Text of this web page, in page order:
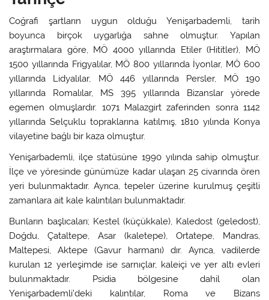
Coğrafi şartların uygun olduğu Yenişarbademli, tarih
boyunca birçok uygarlığa sahne olmuştur. Yapılan
araştırmalara göre, MÖ 4000 yıllarında Etiler (Hititler), MÖ
1500 yıllarında Frigyalılar, MÖ 800 yıllarında İyonlar, MÖ 600
yıllarında Lidyalılar, MÖ 446 yıllarında Persler, MÖ 190
yıllarında Romalılar, MS 395 yıllarında Bizanslar yörede
egemen olmuşlardır. 1071 Malazgirt zaferinden sonra 1142
yıllarında Selçuklu topraklarına katılmış, 1810 yılında Konya
vilayetine bağlı bir kaza olmuştur.
Yenişarbademli, ilçe statüsüne 1990 yılında sahip olmuştur.
İlçe ve yöresinde günümüze kadar ulaşan 25 civarında ören
yeri bulunmaktadır. Ayrıca, tepeler üzerine kurulmuş çeşitli
zamanlara ait kale kalıntıları bulunmaktadır.
Bunların başlıcaları; Kestel (küçükkale), Kaledost (geledost),
Doğdu, Çataltepe, Asar (kaletepe), Ortatepe, Mandras,
Maltepesi, Aktepe (Gavur harmanı) dır. Ayrıca, vadilerde
kurulan 12 yerleşimde ise sarnıçlar, kaleiçi ve yer altı evleri
bulunmaktadır. Psidia bölgesine dahil olan
Yenişarbademli’deki kalıntılar, Roma ve Bizans